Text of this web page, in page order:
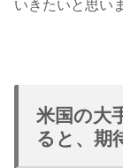
いきたいと思い
米国の大
ると、期